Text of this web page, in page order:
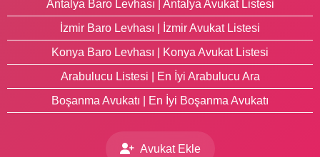
Antalya Baro Levhası | Antalya Avukat Listesi
İzmir Baro Levhası | İzmir Avukat Listesi
Konya Baro Levhası | Konya Avukat Listesi
Arabulucu Listesi | En İyi Arabulucu Ara
Boşanma Avukatı | En İyi Boşanma Avukatı
Avukat Ekle